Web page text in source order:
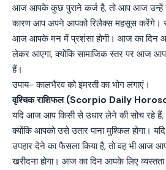
आज आपके कुछ पुराने कर्ज है, तो आप आज उन्हें
कारण आप अपने आपको रिलैक्स महसूस करेंगे।
आज आपके मन में प्रशंसा होगी। आज का दिन
लेकर आएगा, क्योंकि सामाजिक स्तर पर आज
हैं।
उपाय- कालभैरव को इमरती का भोग लगाएं।
वृश्चिक राशिफल (Scorpio Daily
यदि आज आप किसी से उधार लेने की सोच रहे
क्योंकि आपको उसे उतार पाना मुश्किल होगा।
उपहार देने का फैसला किया है, तो वह भी आज
खरीदना होगा। आज का दिन आपके लिए व्यस्तता